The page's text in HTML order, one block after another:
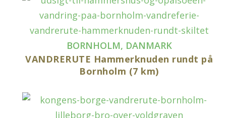
BORNHOLM, DANMARK
VANDRERUTE Hammerknuden rundt på
Bornholm (7 km)